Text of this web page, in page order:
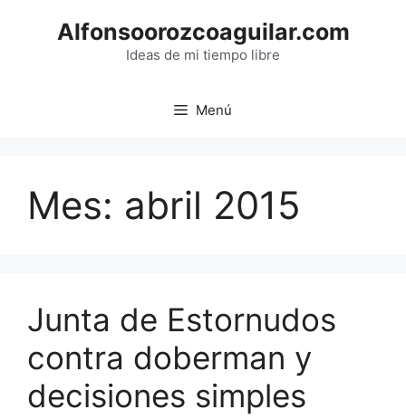
Alfonsoorozcoaguilar.com
Ideas de mi tiempo libre
Menú
Mes: abril 2015
Junta de Estornudos
contra doberman y
decisiones simples